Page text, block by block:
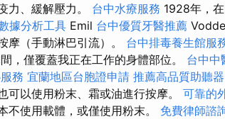
力、緩解壓力。 台中水療服務 1928年，
據分析工具 Emil 台中優質牙醫推薦
摩（手動淋巴引流）。 台中排毒養生館服
，僅覆蓋我正在工作的身體部位。 台中中
務 宜蘭地區台胞證申請 推薦高品質助聽器
可以使用粉末、霜或油進行按摩。 可靠的
不使用載體，或僅使用粉末。 免費律師諮